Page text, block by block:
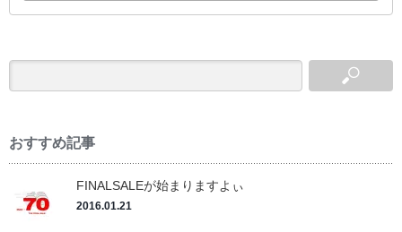
おすすめ記事
FINALSALEが始まりますよぃ
2016.01.21